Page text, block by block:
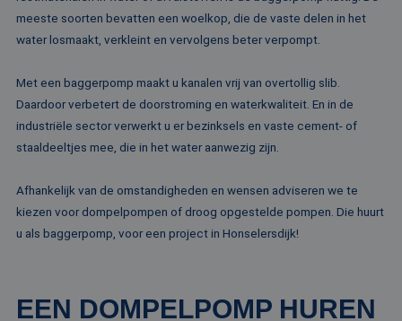
meeste soorten bevatten een woelkop, die de vaste delen in het
water losmaakt, verkleint en vervolgens beter verpompt.
Met een baggerpomp maakt u kanalen vrij van overtollig slib.
Daardoor verbetert de doorstroming en waterkwaliteit. En in de
industriële sector verwerkt u er bezinksels en vaste cement- of
staaldeeltjes mee, die in het water aanwezig zijn.
Afhankelijk van de omstandigheden en wensen adviseren we te
kiezen voor dompelpompen of droog opgestelde pompen. Die huurt
u als baggerpomp, voor een project in Honselersdijk!
EEN DOMPELPOMP HUREN